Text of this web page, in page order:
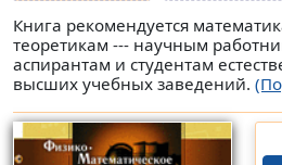
Книга рекомендуется
теоретикам --- научным
аспирантам и студентам
высших учебных заведений.